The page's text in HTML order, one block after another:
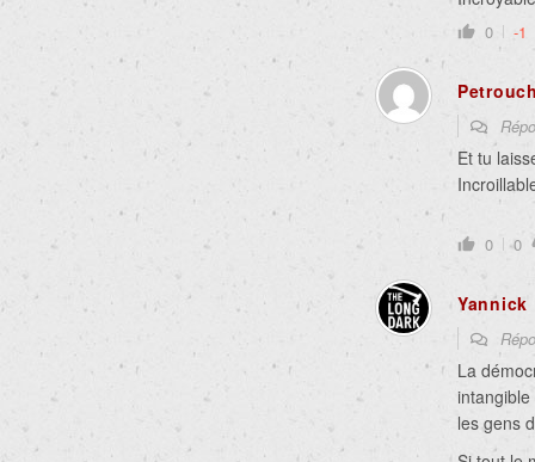
0 -1
Et tu
0 0
Yannick
La
intangible
les gens